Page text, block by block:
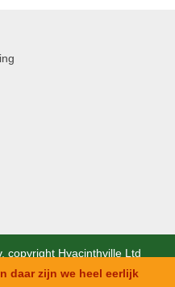
copyright Hyacinthville Ltd
Private Ltd..
daar zijn we heel eerlijk